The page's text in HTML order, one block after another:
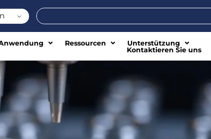
Suche
Ressourcen Unterstützung
Kontaktieren Sie uns